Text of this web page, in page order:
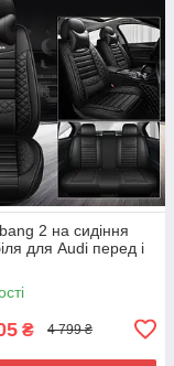
2 на сидіння
для Audi перед і
₴ 4 799 ₴